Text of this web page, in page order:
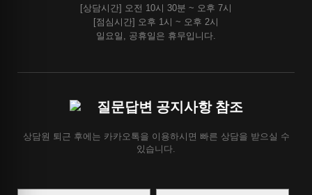
[상담시간] 오전 10시 30분 ~ 오후 7시
[점심시간] 오후 1시 ~ 오후 2시
일요일, 공휴일은 휴무입니다.
질문답변 공지사항 참조
상담원 퇴근 후에는 카카오톡을 이용하시면 빠른 상담을 받으실 수
있습니다.